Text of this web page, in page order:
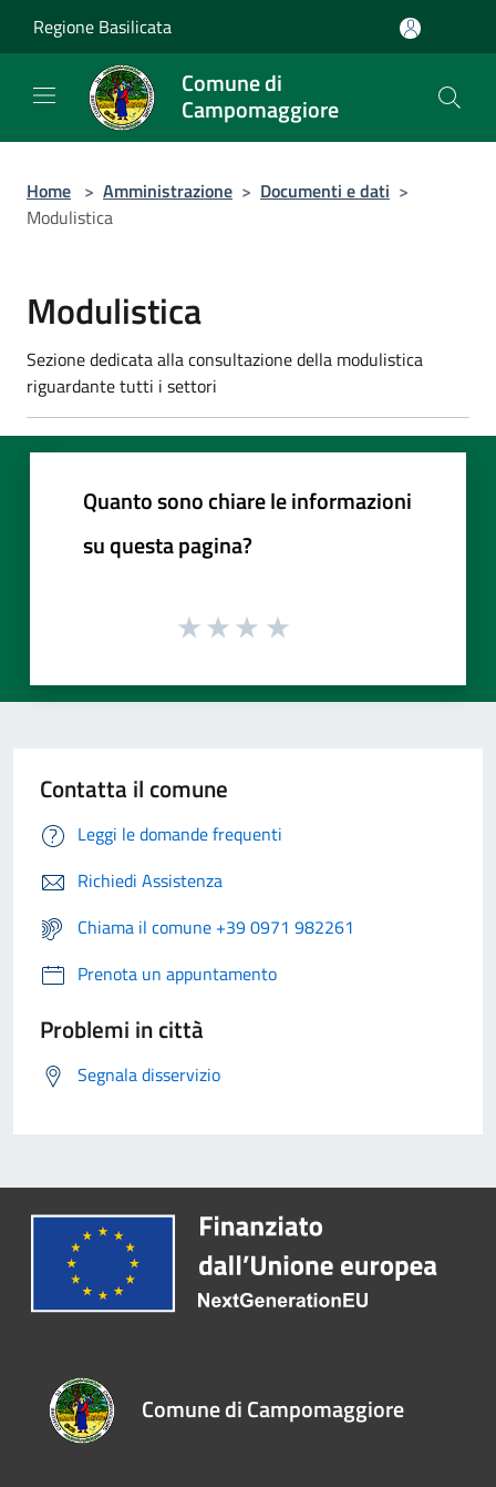
Regione Basilicata
Comune di
Campomaggiore
Home > Amministrazione > Documenti e dati >
Modulistica
Modulistica
Sezione dedicata alla consultazione della modulistica
riguardante tutti i settori
Quanto sono chiare le informazioni
su questa pagina?
Contatta il comune
Leggi le domande frequenti
Richiedi Assistenza
Chiama il comune +39 0971 982261
Prenota un appuntamento
Problemi in città
Segnala disservizio
Comune di Campomaggiore